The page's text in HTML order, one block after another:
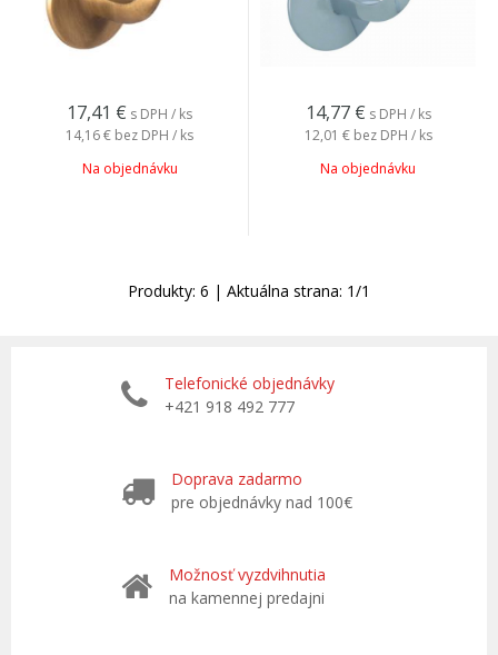
17,41 € s DPH / ks
14,16 € bez DPH / ks
Na objednávku
14,77 € s DPH / ks
12,01 € bez DPH / ks
Na objednávku
Produkty: 6 | Aktuálna strana: 1/1
Telefonické objednávky
+421 918 492 777
Doprava zadarmo
pre objednávky nad 100€
Možnosť vyzdvihnutia
na kamennej predajni